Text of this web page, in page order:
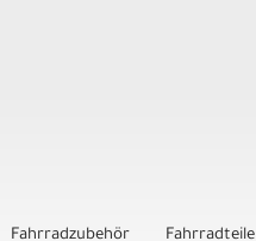
Fahrradzubehör Fahrradteile